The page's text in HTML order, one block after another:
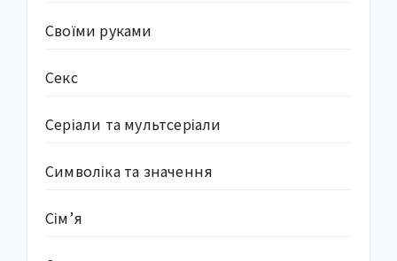
Своїми руками
Секс
Серіали та мультсеріали
Символіка та значення
Сім’я